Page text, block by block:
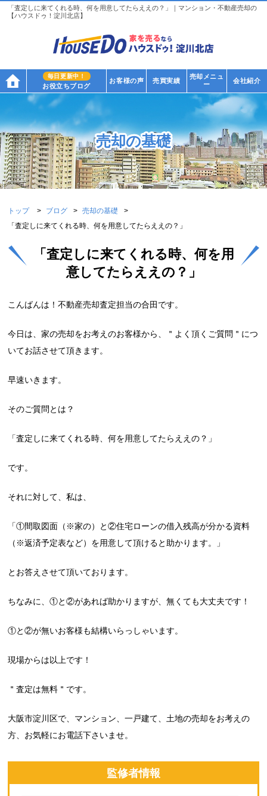
「査定しに来てくれる時、何を用意してたらええの？」｜マンション・不動産売却の
【ハウスドゥ！淀川北店】
お役立ちブログ
毎日更新中！
お客様の声 売買実績
売却メニュ
ー
会社紹介
売却の基礎
トップ ブログ
売却の基礎
「査定しに来てくれる時、何を用意してたらええの？」
「査定しに来てくれる時、何を用
意してたらええの？」
こんばんは！不動産売却査定担当の合田です。
今日は、家の売却をお考えのお客様から、＂よく頂くご質問＂につ
いてお話させて頂きます。
早速いきます。
そのご質問とは？
「査定しに来てくれる時、何を用意してたらええの？」
です。
それに対して、私は、
「①間取図面（※家の）と②住宅ローンの借入残高が分かる資料
（※返済予定表など）を用意して頂けると助かります。」
とお答えさせて頂いております。
ちなみに、①と②があれば助かりますが、無くても大丈夫です！
①と②が無いお客様も結構いらっしゃいます。
現場からは以上です！
＂査定は無料＂です。
大阪市淀川区で、マンション、一戸建て、土地の売却をお考えの
方、お気軽にお電話下さいませ。
監修者情報